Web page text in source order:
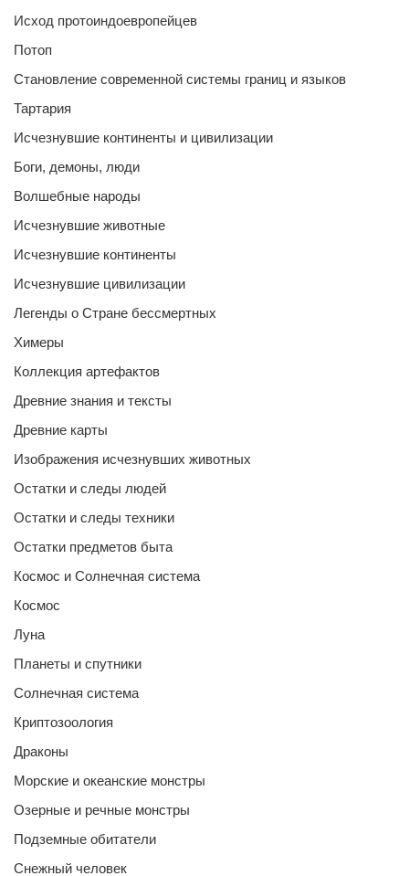
Исход протоиндоевропейцев
Потоп
Становление современной системы границ и языков
Тартария
Исчезнувшие континенты и цивилизации
Боги, демоны, люди
Волшебные народы
Исчезнувшие животные
Исчезнувшие континенты
Исчезнувшие цивилизации
Легенды о Стране бессмертных
Химеры
Коллекция артефактов
Древние знания и тексты
Древние карты
Изображения исчезнувших животных
Остатки и следы людей
Остатки и следы техники
Остатки предметов быта
Космос и Солнечная система
Космос
Луна
Планеты и спутники
Солнечная система
Криптозоология
Драконы
Морские и океанские монстры
Озерные и речные монстры
Подземные обитатели
Снежный человек